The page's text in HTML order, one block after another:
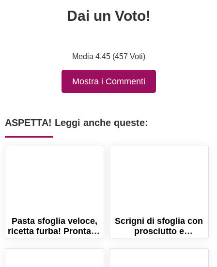
Dai un Voto!
Media 4.45 (457 Voti)
Mostra i Commenti
ASPETTA! Leggi anche queste:
Pasta sfoglia veloce,
ricetta furba! Pronta in
5 minuti!
Scrigni di sfoglia con
prosciutto e
formaggio